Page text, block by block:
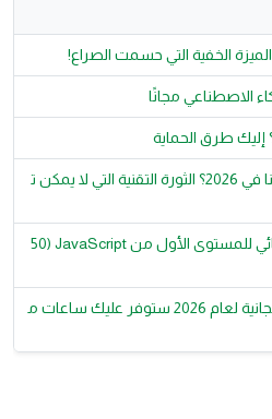
الاصطناعي مجانًا
إليك طرق الحماية
كيف يغير الذكاء الاصطناعي حياتنا في 2026؟ الثورة التقنية التي لا يمكن ت
🏆 استراحة محارب | الاختبار النهائي للمستوى الأول من JavaScript (50
أفضل 20 أداة ذكاء اصطناعي مجانية لعام 2026 ستوفر عليك ساعات م